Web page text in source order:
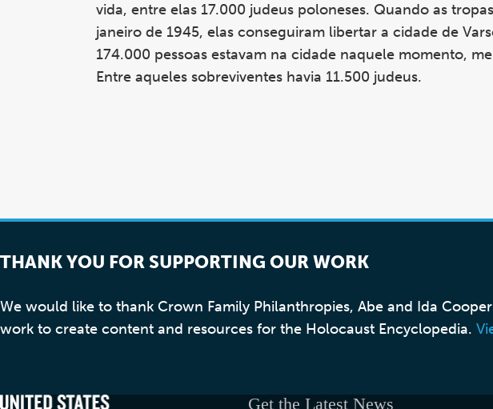
vida, entre elas 17.000 judeus poloneses. Quando as
janeiro de 1945, elas conseguiram libertar a cidade de
174.000 pessoas estavam na cidade naquele momento,
Entre aqueles sobreviventes havia 11.500 judeus.
THANK YOU FOR SUPPORTING OUR WORK
We would like to thank Crown Family Philanthropies, Abe and Ida
work to create content and resources for the Holocaust Encyclopedia.
Get the Latest News